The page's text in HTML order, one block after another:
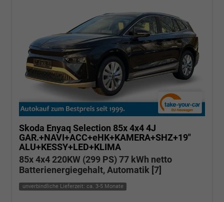
Skoda Enyaq Selection 85x 4x4 4J
GAR.+NAVI+ACC+eHK+KAMERA+SHZ+19"
ALU+KESSY+LED+KLIMA
85x 4x4 220KW (299 PS) 77 kWh netto
Batterienergiegehalt, Automatik [7]
unverbindliche Lieferzeit: ca. 3-5 Monate